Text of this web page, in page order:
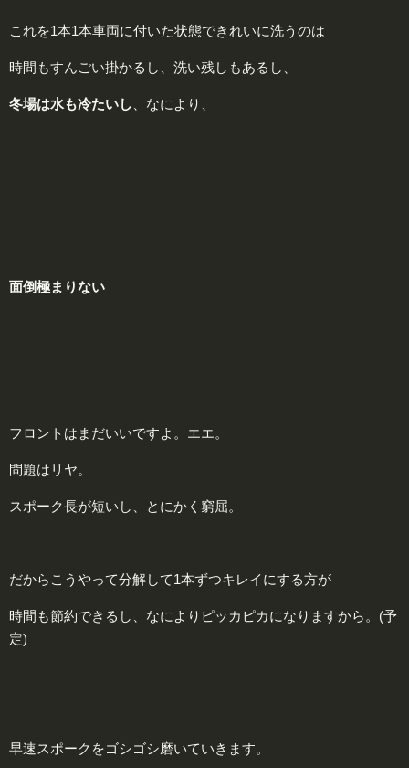
これを1本1本車両に付いた状態できれいに洗うのは
時間もすんごい掛かるし、洗い残しもあるし、
冬場は水も冷たいし 、なにより、
面倒極まりない
フロントはまだいいですよ。エエ。
問題はリヤ。
スポーク長が短いし、とにかく窮屈。
だからこうやって分解して1本ずつキレイにする方が
時間も節約できるし、なによりピッカピカになりますから。(予
定)
早速スポークをゴシゴシ磨いていきます。